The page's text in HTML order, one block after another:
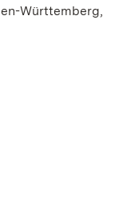
Württemberg,